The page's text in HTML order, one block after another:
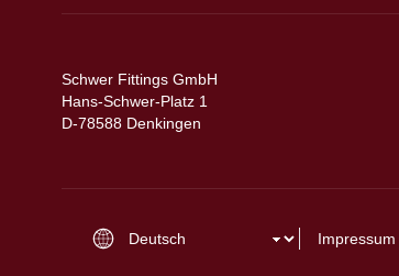
Schwer Fittings GmbH
Hans-Schwer-Platz 1
D-78588 Denkingen
Impressum